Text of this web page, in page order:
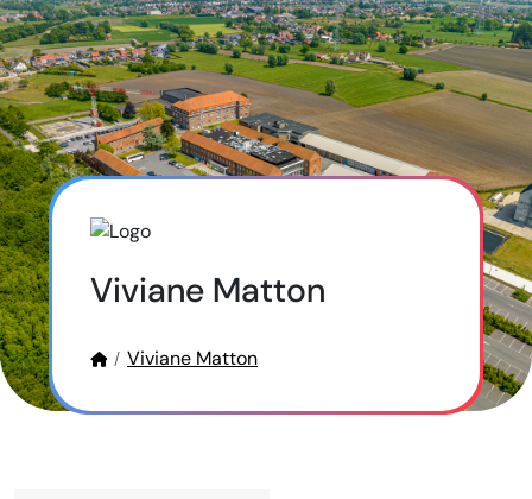
Viviane Matton
Viviane Matton